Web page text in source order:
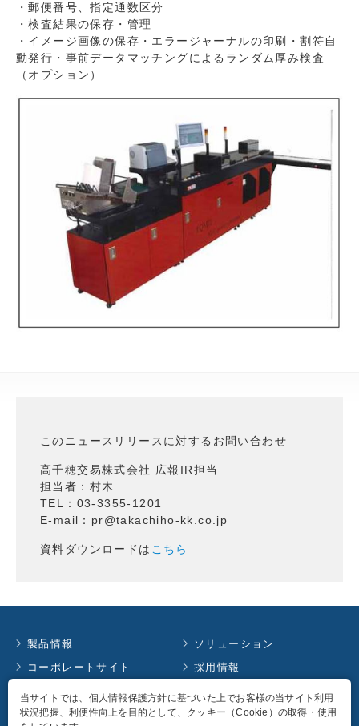
・郵便番号、指定通数区分
・検査結果の保存・管理
・イメージ画像の保存・エラージャーナルの印刷・割符自
動発行・事前データマッチングによるランダム厚み検査
（オプション）
このニュースリリースに対するお問い合わせ
高千穂交易株式会社 広報IR担当
担当者：村木
TEL：03-3355-1201
E-mail：pr@takachiho-kk.co.jp
資料ダウンロードは こちら
製品情報
ソリューション
コーポレートサイト
採用情報
コラム
English
当サイトでは、個人情報保護方針に基づいた上でお客様の当サイト利用
状況把握、利便性向上を目的として、クッキー（Cookie）の取得・使用